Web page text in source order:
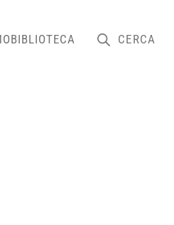
BIBLIOTECA